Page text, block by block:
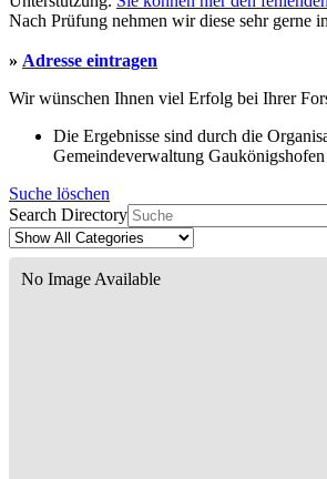
Nach Prüfung nehmen wir diese sehr gerne
» Adresse eintragen
Wir wünschen Ihnen viel Erfolg bei Ihrer
Die Ergebnisse sind durch die
Gemeindeverwaltung
Suche löschen
Search Directory
No Image Available